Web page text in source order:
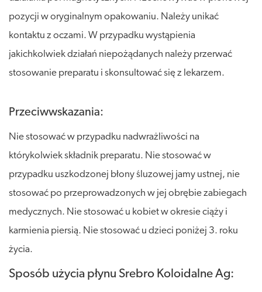
pozycji w oryginalnym opakowaniu. Należy unikać
kontaktu z oczami. W przypadku wystąpienia
jakichkolwiek działań niepożądanych należy przerwać
stosowanie preparatu i skonsultować się z lekarzem.
Przeciwwskazania:
Nie stosować w przypadku nadwrażliwości na
którykolwiek składnik preparatu. Nie stosować w
przypadku uszkodzonej błony śluzowej jamy ustnej, nie
stosować po przeprowadzonych w jej obrębie zabiegach
medycznych. Nie stosować u kobiet w okresie ciąży i
karmienia piersią. Nie stosować u dzieci poniżej 3. roku
życia.
Sposób użycia płynu Srebro Koloidalne Ag: